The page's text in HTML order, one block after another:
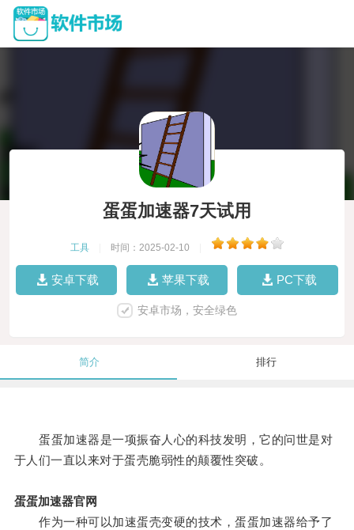
蛋蛋加速器7天试用
工具 时间：2025-02-10
安卓下载 苹果下载 PC下载
安卓市场，安全绿色
简介 排行
蛋蛋加速器是一项振奋人心的科技发明，它的问世是对
于人们一直以来对于蛋壳脆弱性的颠覆性突破。
蛋蛋加速器官网
作为一种可以加速蛋壳变硬的技术，蛋蛋加速器给予了